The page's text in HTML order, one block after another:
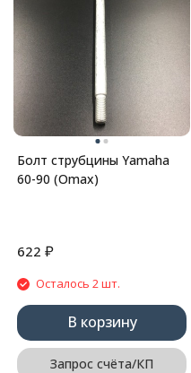
Болт струбцины Yamaha
60-90 (Omax)
622 ₽
Осталось 2 шт.
В корзину
Запрос счёта/КП